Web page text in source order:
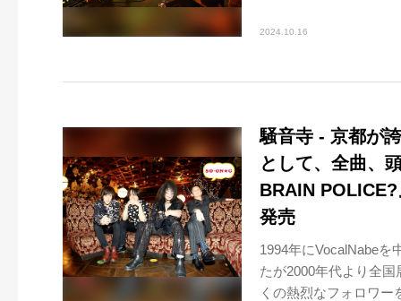
2024.10.16
騒音寺 - 京都が
として、全曲、
BRAIN
発売
1994年にVocalNabeを
たが2000年代より全
くの熱烈なフォロワー